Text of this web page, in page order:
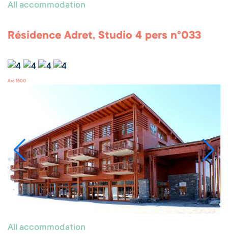
All accommodation
Résidence Adret, Studio 4 pers n°033
Arc 1600
All accommodation